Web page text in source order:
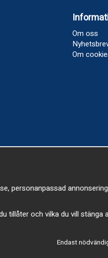
Om oss
Om
personanpassad
tillåter och vilka du vill stänga
Endast